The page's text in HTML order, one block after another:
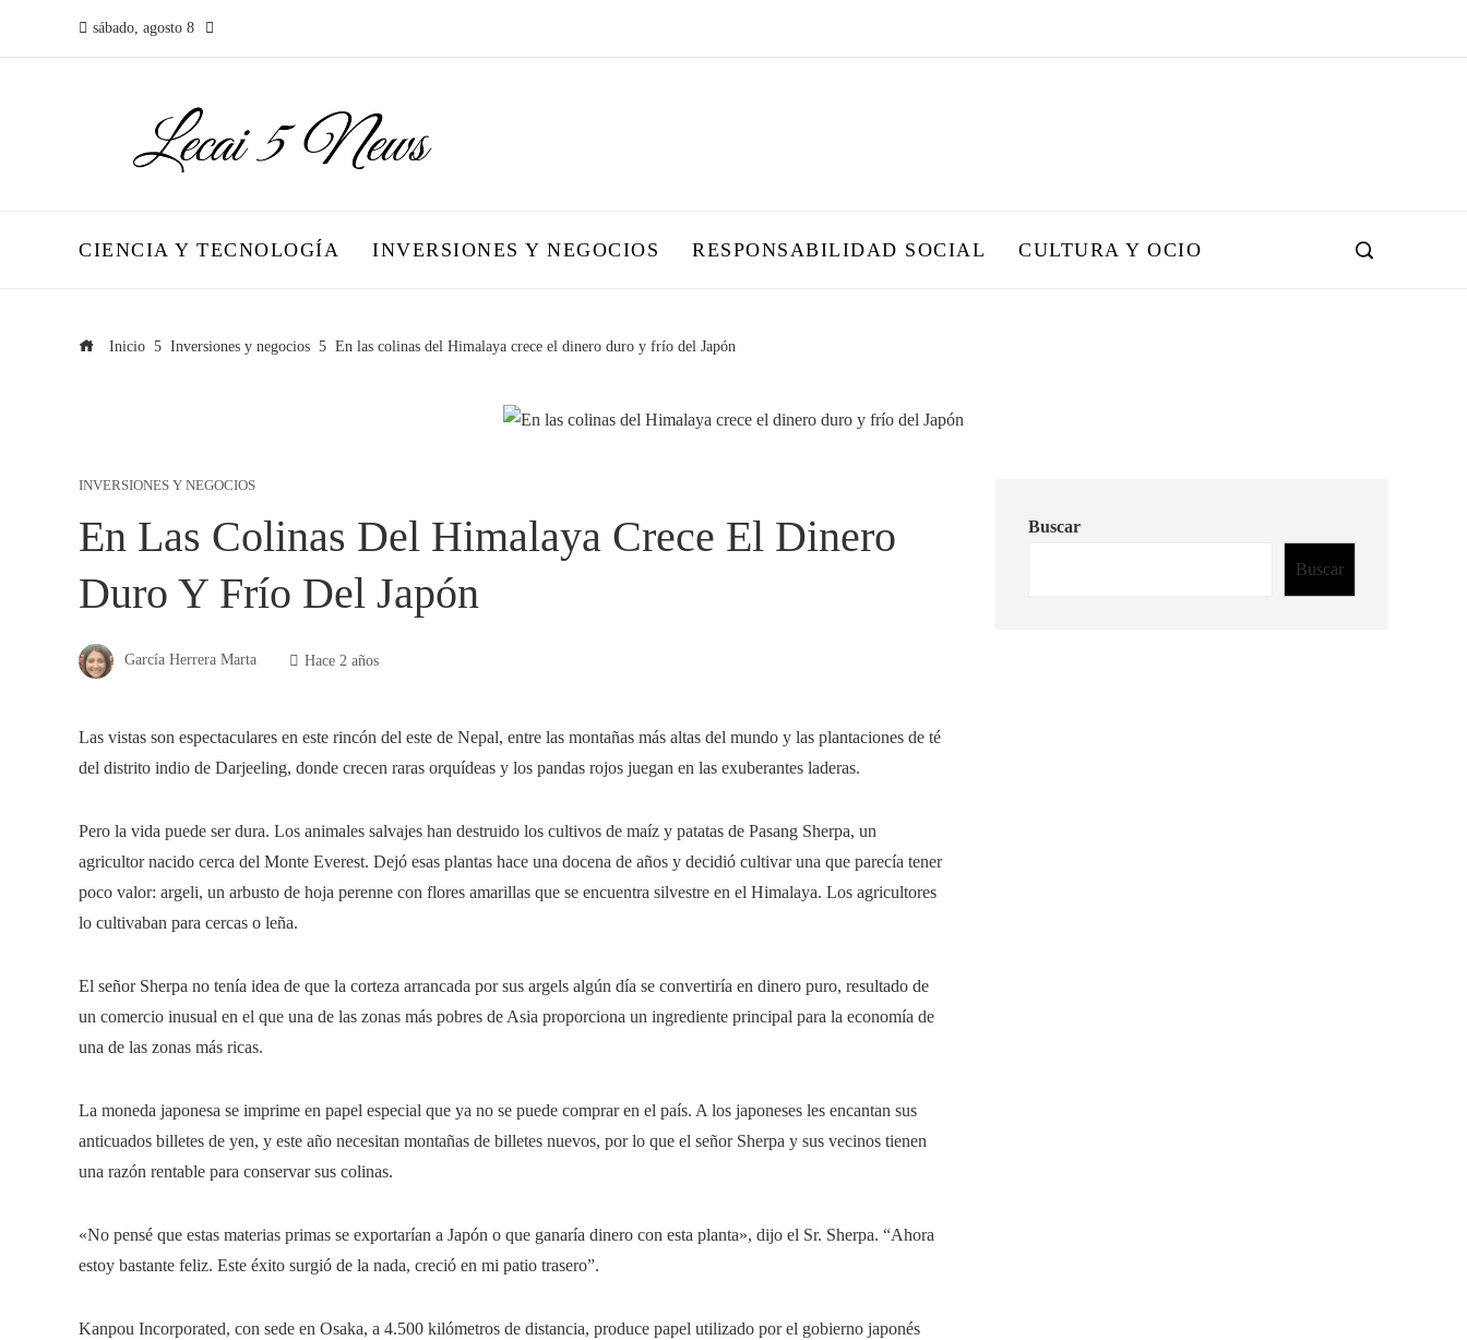
sábado, agosto 8
CIENCIA Y TECNOLOGÍA INVERSIONES Y NEGOCIOS RESPONSABILIDAD SOCIAL CULTURA Y OCIO
Inicio Inversiones y negocios En las colinas del Himalaya crece el dinero duro y frío del Japón
INVERSIONES Y NEGOCIOS
En Las Colinas Del Himalaya Crece El Dinero
Duro Y Frío Del Japón
García Herrera Marta Hace 2 años
Las vistas son espectaculares en este rincón del este de Nepal, entre las montañas más altas del mundo y las plantaciones de té
del distrito indio de Darjeeling, donde crecen raras orquídeas y los pandas rojos juegan en las exuberantes laderas.
Pero la vida puede ser dura. Los animales salvajes han destruido los cultivos de maíz y patatas de Pasang Sherpa, un
agricultor nacido cerca del Monte Everest. Dejó esas plantas hace una docena de años y decidió cultivar una que parecía tener
poco valor: argeli, un arbusto de hoja perenne con flores amarillas que se encuentra silvestre en el Himalaya. Los agricultores
lo cultivaban para cercas o leña.
El señor Sherpa no tenía idea de que la corteza arrancada por sus argels algún día se convertiría en dinero puro, resultado de
un comercio inusual en el que una de las zonas más pobres de Asia proporciona un ingrediente principal para la economía de
una de las zonas más ricas.
La moneda japonesa se imprime en papel especial que ya no se puede comprar en el país. A los japoneses les encantan sus
anticuados billetes de yen, y este año necesitan montañas de billetes nuevos, por lo que el señor Sherpa y sus vecinos tienen
una razón rentable para conservar sus colinas.
«No pensé que estas materias primas se exportarían a Japón o que ganaría dinero con esta planta», dijo el Sr. Sherpa. “Ahora
estoy bastante feliz. Este éxito surgió de la nada, creció en mi patio trasero”.
Kanpou Incorporated, con sede en Osaka, a 4.500 kilómetros de distancia, produce papel utilizado por el gobierno japonés
Buscar
Buscar